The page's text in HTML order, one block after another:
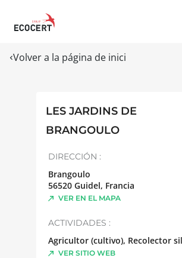
Volver a la página de inici
LES JARDINS DE
BRANGOULO
DIRECCIÓN :
Brangoulo
56520 Guidel, Francia
VER EN EL MAPA
ACTIVIDADES :
Agricultor (cultivo), Recolector
VER SITIO WEB